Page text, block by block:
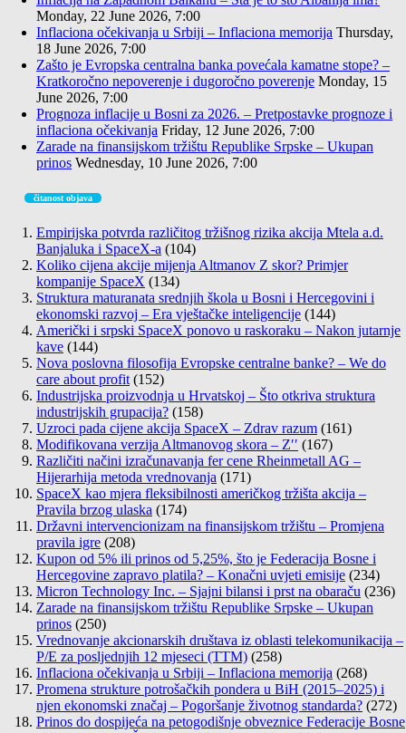
Monday, 22 June 2026, 7:00
Inflaciona očekivanja u Srbiji – Inflaciona memorija Thursday,
18 June 2026, 7:00
Zašto je Evropska centralna banka povećala kamatne stope? –
Kratkoročno nepoverenje i dugoročno poverenje Monday, 15
June 2026, 7:00
Prognoza inflacije u Bosni za 2026. – Pretpostavke prognoze i
inflaciona očekivanja Friday, 12 June 2026, 7:00
Zarade na finansijskom tržištu Republike Srpske – Ukupan
prinos Wednesday, 10 June 2026, 7:00
čitanost objava
Empirijska potvrda različitog tržišnog rizika akcija Mtela a.d.
Banjaluka i SpaceX-a (104)
Koliko cijena akcije mijenja Altmanov Z skor? Primjer
kompanije SpaceX (134)
Struktura maturanata srednjih škola u Bosni i Hercegovini i
ekonomski razvoj – Era vještačke inteligencije (144)
Američki i srpski SpaceX ponovo u raskoraku – Nakon jutarnje
kave (144)
Nova poslovna filosofija Evropske centralne banke? – We do
care about profit (152)
Industrijska proizvodnja u Hrvatskoj – Što otkriva struktura
industrijskih grupacija? (158)
Uzroci pada cijene akcija SpaceX – Zdrav razum (161)
Modifikovana verzija Altmanovog skora – Z′′ (167)
Različiti načini izračunavanja fer cene Rheinmetall AG –
Hijerarhija metoda vrednovanja (171)
SpaceX kao mjera fleksibilnosti američkog tržišta akcija –
Pravila brzog ulaska (174)
Državni intervencionizam na finansijskom tržištu – Promjena
pravila igre (208)
Kupon od 5% ili prinos od 5,25%, što je Federacija Bosne i
Hercegovine zapravo platila? – Konačni uvjeti emisije (234)
Micron Technology Inc. – Sjajni bilansi i prst na obaraču (236)
Zarade na finansijskom tržištu Republike Srpske – Ukupan
prinos (250)
Vrednovanje akcionarskih društava iz oblasti telekomunikacija –
P/E za posljednjih 12 mjeseci (TTM) (258)
Inflaciona očekivanja u Srbiji – Inflaciona memorija (268)
Promena strukture potrošačkih pondera u BiH (2015–2025) i
njen ekonomski značaj – Pogoršanje životnog standarda? (272)
Prinos do dospijeća na petogodišnje obveznice Federacije Bosne